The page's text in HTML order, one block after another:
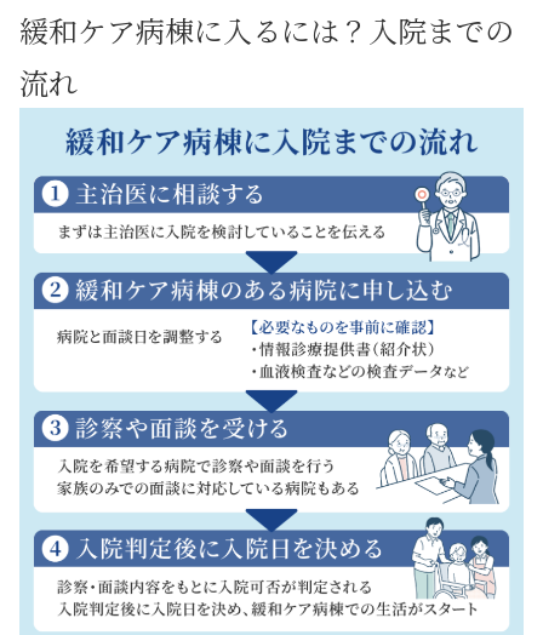
緩和ケア病棟に入るには？入院までの
流れ